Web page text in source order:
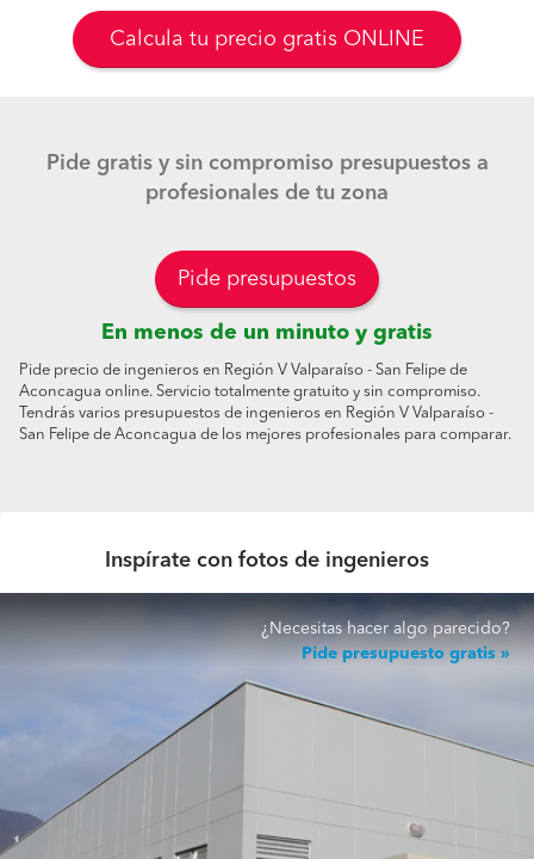
Calcula tu precio gratis ONLINE
Pide gratis y sin compromiso presupuestos a
profesionales de tu zona
Pide presupuestos
En menos de un minuto y gratis
Pide precio de ingenieros en Región V Valparaíso - San Felipe de
Aconcagua online. Servicio totalmente gratuito y sin compromiso.
Tendrás varios presupuestos de ingenieros en Región V Valparaíso -
San Felipe de Aconcagua de los mejores profesionales para comparar.
Inspírate con fotos de ingenieros
¿Necesitas hacer algo parecido?
Pide presupuesto gratis